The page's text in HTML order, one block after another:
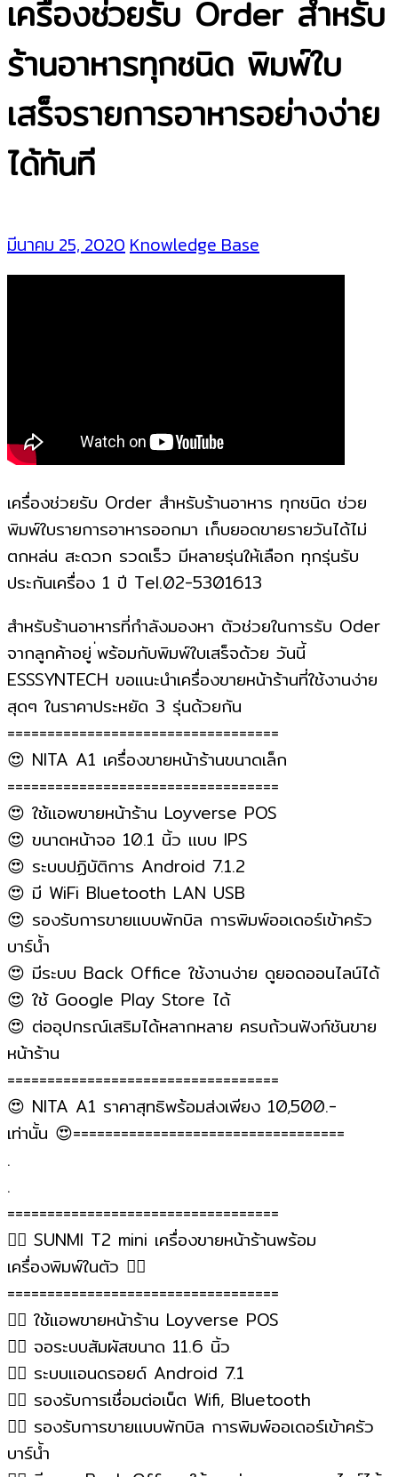
เครื่องช่วยรับ Order สำหรับ
ร้านอาหารทุกชนิด พิมพ์ใบ
เสร็จรายการอาหารอย่างง่าย
ได้ทันที
มีนาคม 25, 2020 Knowledge Base
เครื่องช่วยรับ Order สำหรับร้านอาหาร ทุกชนิด ช่วย
พิมพ์ใบรายการอาหารออกมา เก็บยอดขายรายวันได้ไม่
ตกหล่น สะดวก รวดเร็ว มีหลายรุ่นให้เลือก ทุกรุ่นรับ
ประกันเครื่อง 1 ปี Tel.02-5301613
สำหรับร้านอาหารที่กำลังมองหา ตัวช่วยในการรับ Oder
จากลูกค้าอยู่ ่พร้อมกับพิมพ์ใบเสร็จด้วย วันนี้
ESSSYNTECH ขอแนะนำเครื่องขายหน้าร้านที่ใช้งานง่าย
สุดๆ ในราคาประหยัด 3 รุ่นด้วยกัน
==================================
😍 NITA A1 เครื่องขายหน้าร้านขนาดเล็ก
==================================
😍 ใช้แอพขายหน้าร้าน Loyverse POS
😍 ขนาดหน้าจอ 10.1 นิ้ว แบบ IPS
😍 ระบบปฏิบัติการ Android 7.1.2
😍 มี WiFi Bluetooth LAN USB
😍 รองรับการขายแบบพักบิล การพิมพ์ออเดอร์เข้าครัว
บาร์น้ำ
😍 มีระบบ Back Office ใช้งานง่าย ดูยอดออนไลน์ได้
😍 ใช้ Google Play Store ได้
😍 ต่ออุปกรณ์เสริมได้หลากหลาย ครบถ้วนฟังก์ชันขาย
หน้าร้าน
==================================
😍 NITA A1 ราคาสุทธิพร้อมส่งเพียง 10,500.-
เท่านั้น 😍==================================
.
.
==================================
🏳️‍🌈 SUNMI T2 mini เครื่องขายหน้าร้านพร้อม
เครื่องพิมพ์ในตัว 🏳️‍🌈
==================================
🏳️‍🌈 ใช้แอพขายหน้าร้าน Loyverse POS
🏳️‍🌈 จอระบบสัมผัสขนาด 11.6 นิ้ว
🏳️‍🌈 ระบบแอนดรอยด์ Android 7.1
🏳️‍🌈 รองรับการเชื่อมต่อเน็ต Wifi, Bluetooth
🏳️‍🌈 รองรับการขายแบบพักบิล การพิมพ์ออเดอร์เข้าครัว
บาร์น้ำ